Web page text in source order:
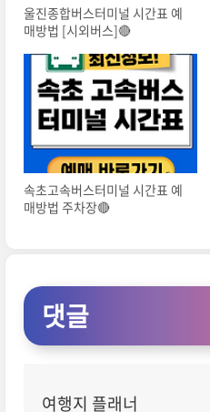
울진종합버스터미널 시간표 예
매방법 [시외버스]🔴
속초고속버스터미널 시간표 예
매방법 주차장🔴
댓글
여행지 플래너